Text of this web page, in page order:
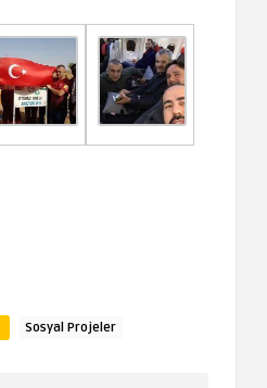
Sosyal Projeler